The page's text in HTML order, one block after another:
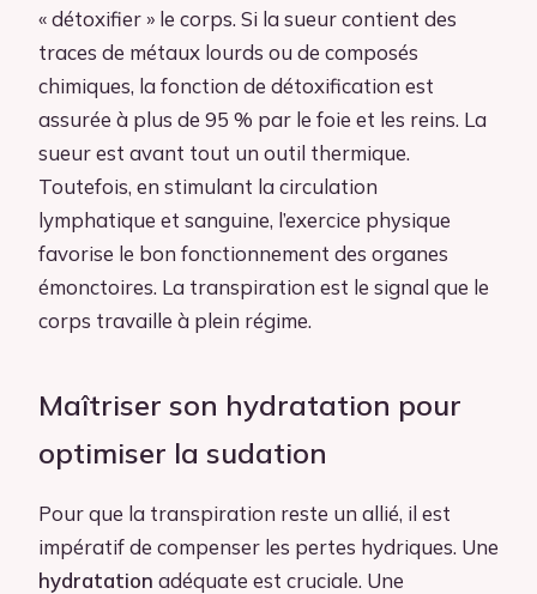
« détoxifier » le corps. Si la sueur contient des
traces de métaux lourds ou de composés
chimiques, la fonction de détoxification est
assurée à plus de 95 % par le foie et les reins. La
sueur est avant tout un outil thermique.
Toutefois, en stimulant la circulation
lymphatique et sanguine, l’exercice physique
favorise le bon fonctionnement des organes
émonctoires. La transpiration est le signal que le
corps travaille à plein régime.
Maîtriser son hydratation pour
optimiser la sudation
Pour que la transpiration reste un allié, il est
impératif de compenser les pertes hydriques. Une
hydratation adéquate est cruciale. Une